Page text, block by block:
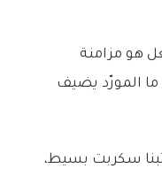
هو مزامنة
ما المورّد يضيف
سكربت بسيط،